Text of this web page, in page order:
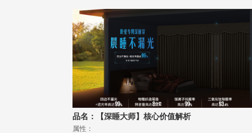
品名：【深睡大师】核心价值解析
属性：